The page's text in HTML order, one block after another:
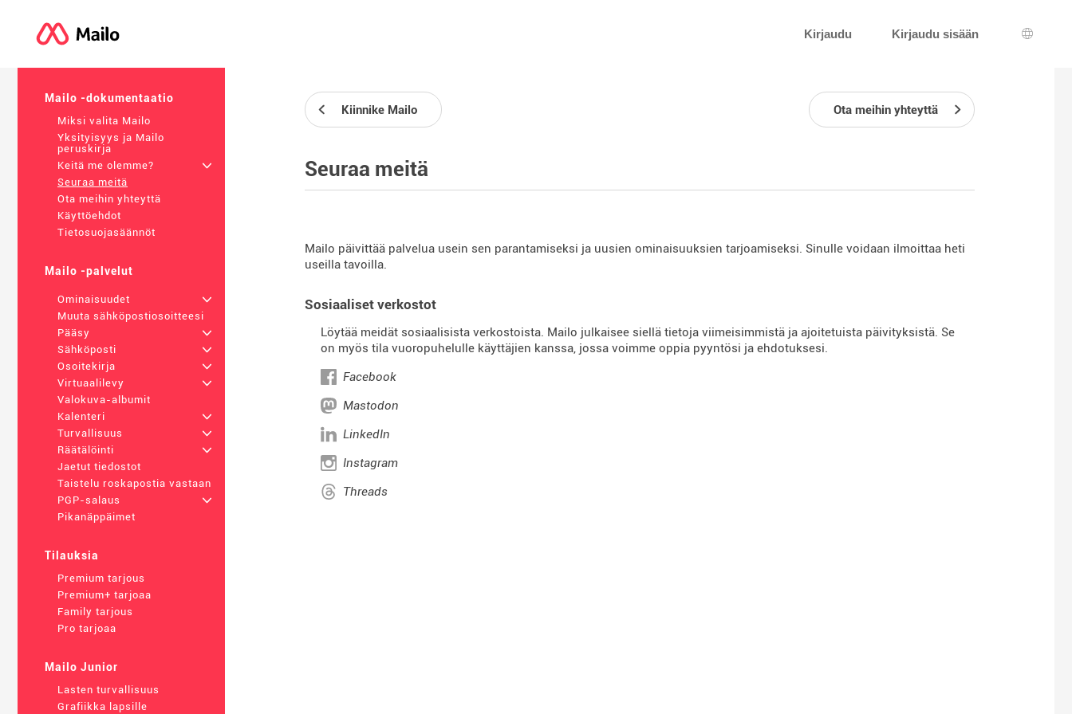
Kirjaudu Kirjaudu sisään
Kielen
Mailo -dokumentaatio
Miksi valita Mailo
Yksityisyys ja Mailo
peruskirja
Keitä me olemme?
+
Seuraa meitä
Ota meihin yhteyttä
Käyttöehdot
Tietosuojasäännöt
Mailo -palvelut
Ominaisuudet
+
Muuta sähköpostiosoitteesi
Pääsy
+
Sähköposti
+
Osoitekirja
+
Virtuaalilevy
+
Valokuva-albumit
Kalenteri
+
Turvallisuus
+
Räätälöinti
+
Jaetut tiedostot
Taistelu roskapostia vastaan
PGP-salaus
+
Pikanäppäimet
Tilauksia
Premium tarjous
Premium+ tarjoaa
Family tarjous
Pro tarjoaa
Mailo Junior
Lasten turvallisuus
Grafiikka lapsille
Kiinnike Mailo Ota meihin yhteyttä
Seuraa meitä
Mailo päivittää palvelua usein sen parantamiseksi ja uusien ominaisuuksien tarjoamiseksi. Sinulle voidaan ilmoittaa heti
useilla tavoilla.
Sosiaaliset verkostot
Löytää meidät sosiaalisista verkostoista. Mailo julkaisee siellä tietoja viimeisimmistä ja ajoitetuista päivityksistä. Se
on myös tila vuoropuhelulle käyttäjien kanssa, jossa voimme oppia pyyntösi ja ehdotuksesi.
Facebook
Mastodon
LinkedIn
Instagram
Threads